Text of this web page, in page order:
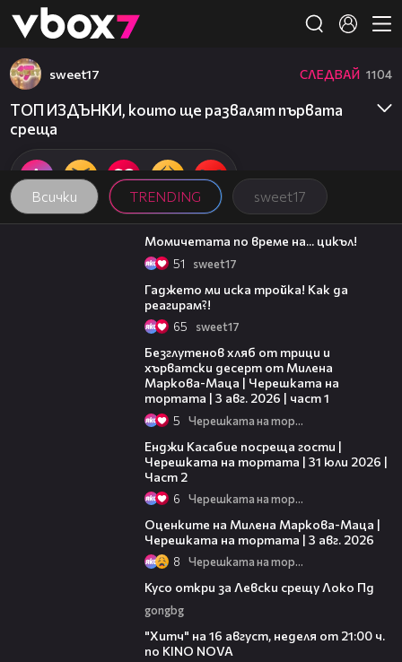
👾
Всички TRENDING sweet17
sweet17 СЛЕДВАЙ 1104
ТОП ИЗДЪНКИ, които ще развалят първата
среща
06:51
Момичетата по време на... цикъл!
51 sweet17
Гаджето ми иска тройка! Как да
реагирам?!
65 sweet17
Безглутенов хляб от трици и
хърватски десерт от Милена
Маркова-Маца | Черешката на
тортата | 3 авг. 2026 | част 1
5 Черешката на тортата
Енджи Касабие посреща гости |
Черешката на тортата | 31 юли 2026 |
Част 2
6 Черешката на тортата
Оценките на Милена Маркова-Маца |
Черешката на тортата | 3 авг. 2026
8 Черешката на тортата
Кусо откри за Левски срещу Локо Пд
gongbg
"Хитч" на 16 август, неделя от 21:00 ч.
по KINO NOVA